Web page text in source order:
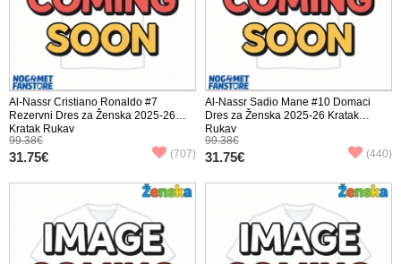
Al-Nassr Cristiano Ronaldo #7
Rezervni Dres za Ženska 2025-26
Kratak Rukav
99.38€
31.75€ (707)
Al-Nassr Sadio Mane #10 Domaci
Dres za Ženska 2025-26 Kratak
Rukav
99.38€
31.75€ (440)